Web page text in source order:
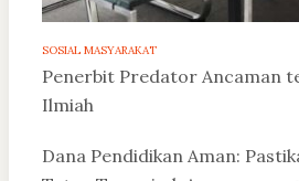
SOSIAL MASYARAKAT
Penerbit Predator Ancaman
Ilmiah
Dana Pendidikan Aman: